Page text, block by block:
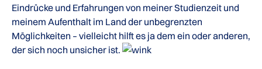
Eindrücke und Erfahrungen von meiner Studienzeit und
meinem Aufenthalt im Land der unbegrenzten
Möglichkeiten – vielleicht hilft es ja dem ein oder anderen,
der sich noch unsicher ist.